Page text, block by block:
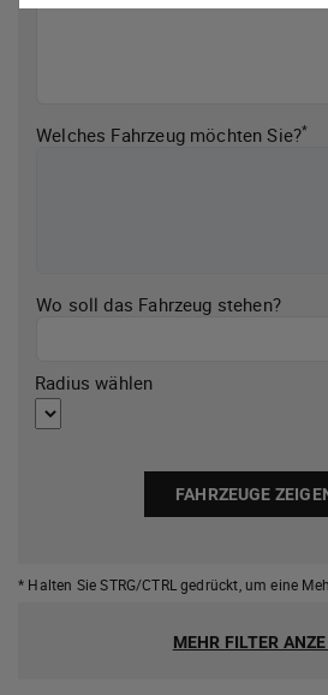
Welches Fahrzeug möchten Sie?*
Wo soll das Fahrzeug stehen?
Radius wählen
FAHRZEUGE
* Halten Sie STRG/CTRL gedrückt, um eine
MEHR FILTER